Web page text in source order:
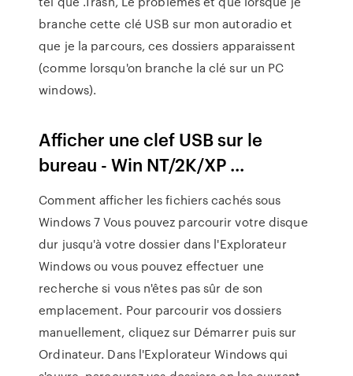
branche cette clé USB sur mon autoradio et
que je la parcours, ces dossiers apparaissent
(comme lorsqu'on branche la clé sur un PC
windows).
Afficher une clef USB sur le
bureau - Win NT/2K/XP ...
Comment afficher les fichiers cachés sous
Windows 7 Vous pouvez parcourir votre disque
dur jusqu'à votre dossier dans l'Explorateur
Windows ou vous pouvez effectuer une
recherche si vous n'êtes pas sûr de son
emplacement. Pour parcourir vos dossiers
manuellement, cliquez sur Démarrer puis sur
Ordinateur. Dans l'Explorateur Windows qui